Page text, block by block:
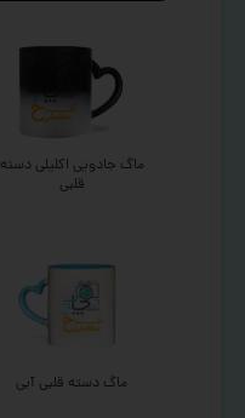
ماگ جادویی اکلیلی دسته
قلبی
ماگ دسته قلبی آبی